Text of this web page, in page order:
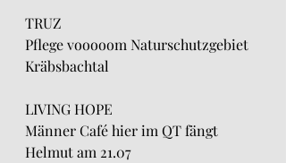
TRUZ
Pflege vooooom Naturschutzgebiet
Kräbsbachtal
LIVING HOPE
Männer Café hier im QT fängt
Helmut am 21.07